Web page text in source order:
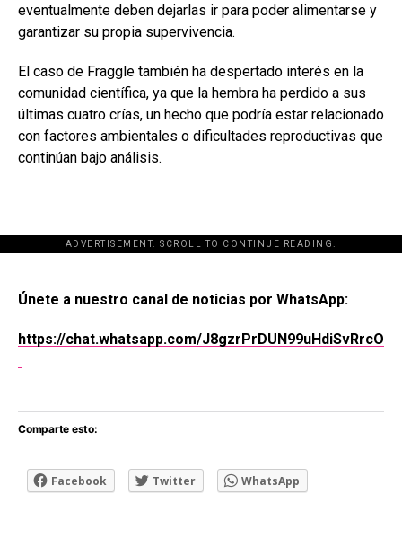
eventualmente deben dejarlas ir para poder alimentarse y
garantizar su propia supervivencia.
El caso de Fraggle también ha despertado interés en la
comunidad científica, ya que la hembra ha perdido a sus
últimas cuatro crías, un hecho que podría estar relacionado
con factores ambientales o dificultades reproductivas que
continúan bajo análisis.
ADVERTISEMENT. SCROLL TO CONTINUE READING.
[adsforwp id="243463"]
Únete a nuestro canal de noticias por WhatsApp:
https://chat.whatsapp.com/J8gzrPrDUN99uHdiSvRrcO
Comparte esto:
Facebook Twitter WhatsApp